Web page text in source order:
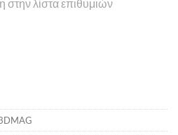
λίστα επιθυμιών